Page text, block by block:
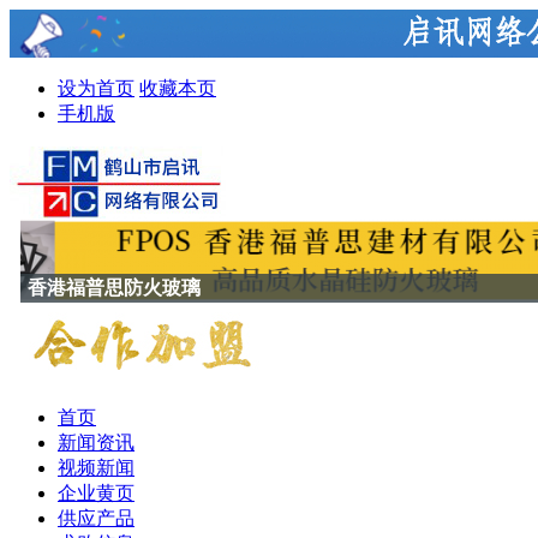
设为首页 收藏本页
手机版
香港福普思防火玻璃
首页
新闻资讯
视频新闻
企业黄页
供应产品